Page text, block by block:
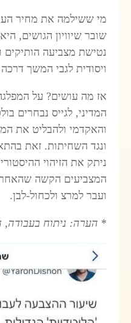
‫מי ששילמה את מחיר
שובר שיוויון הגושים,
נטישת מצביעה
ויסודית לגבי המשך
אז מה עושים? על
המדיני, לגייס נבחרים
והאקדמי ולהבליט את
ונגד השחיתות. זאת
ניתק את הזיהוי
המצביעים הקשה
ועבר למרצ ולכחול-לבן.
* הערה: ניתוח בעבודה,